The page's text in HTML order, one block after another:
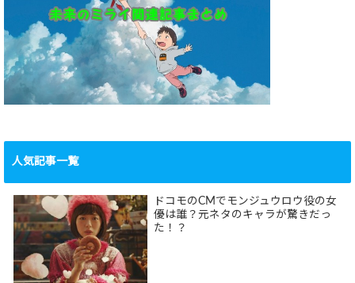
人気記事一覧
ドコモのCMでモンジュウロウ役の女
優は誰？元ネタのキャラが驚きだっ
た！？